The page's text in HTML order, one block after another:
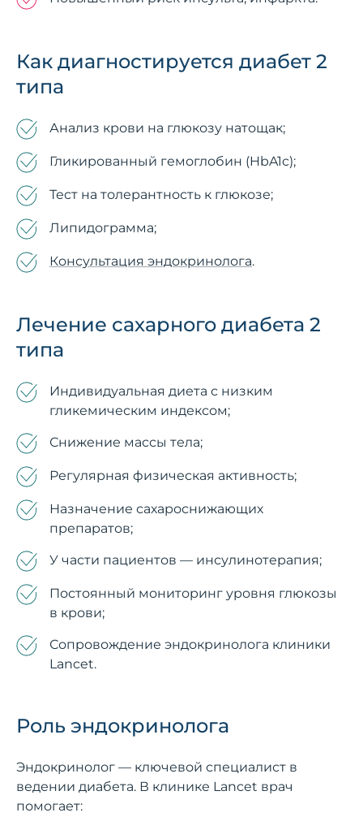
Как диагностируется диабет 2
типа
Анализ крови на глюкозу натощак;
Гликированный гемоглобин (HbA1c);
Тест на толерантность к глюкозе;
Липидограмма;
Консультация эндокринолога.
Лечение сахарного диабета 2
типа
Индивидуальная диета с низким
гликемическим индексом;
Снижение массы тела;
Регулярная физическая активность;
Назначение сахароснижающих
препаратов;
У части пациентов — инсулинотерапия;
Постоянный мониторинг уровня глюкозы
в крови;
Сопровождение эндокринолога клиники
Lancet.
Роль эндокринолога
Эндокринолог — ключевой специалист в
ведении диабета. В клинике Lancet врач
помогает: